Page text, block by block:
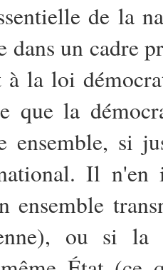
de la
un cadre
à la loi
que la
ensemble, si
Il n'en
ensemble
ou si